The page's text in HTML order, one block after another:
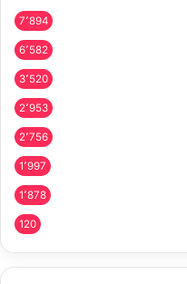
7٬894
6٬582
3٬520
2٬953
2٬756
1٬997
1٬878
120